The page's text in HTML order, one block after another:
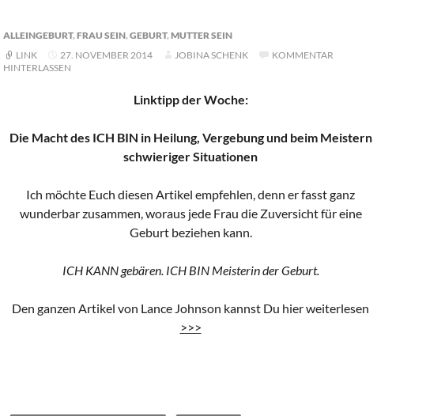
ALLEINGEBURT,FRAU SEIN,GEBURT,MUTTER SEIN
LINK
27. NOVEMBER 2014 JOBINA SCHENK
KOMMENTAR
HINTERLASSEN
Linktipp der Woche:
Die Macht des ICH BIN in Heilung, Vergebung und beim Meistern
schwieriger Situationen
Ich möchte Euch diesen Artikel empfehlen, denn er fasst ganz
wunderbar zusammen, woraus jede Frau die Zuversicht für eine
Geburt beziehen kann.
ICH KANN gebären. ICH BIN Meisterin der Geburt.
Den ganzen Artikel von Lance Johnson kannst Du hier weiterlesen
>>>